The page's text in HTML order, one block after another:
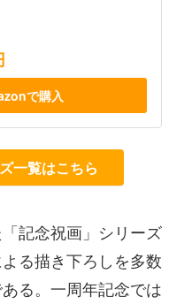
で購入
一覧はこちら
記念祝画」シリーズ
る描き下ろしを多数
る。一周年記念では